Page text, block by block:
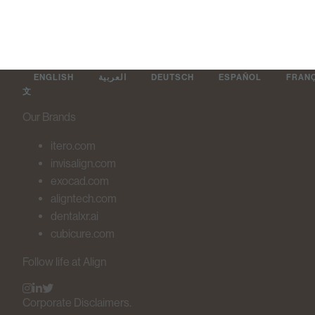
ENGLISH العربية DEUTSCH ESPAÑOL
文
Our Brands
itero.com
invisalign.com
exocad.com
aligntech.com
dentalxr.ai
cubicure.com
Follow life at Align
Corporate Disclaimers.